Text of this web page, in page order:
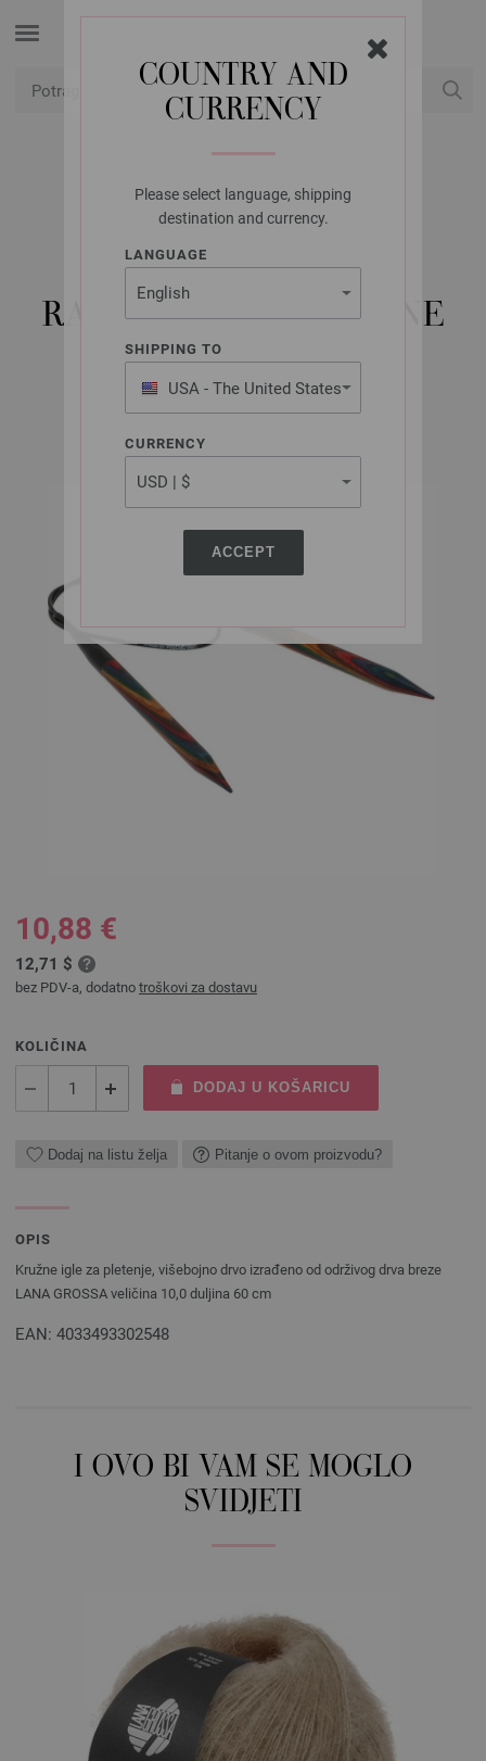
COUNTRY AND
CURRENCY
Please select language, shipping
destination and currency.
LANGUAGE
SHIPPING TO
USA - The United States
of America
CURRENCY
ACCEPT
LANA GROSSA
KRUŽNE IGLE ZA
PLETENJE, DRVO,
RAZNOBOJNO. VELIČINE
10,0/60 CM
10,88 €
12,71 $
bez PDV-a, dodatno troškovi za dostavu
KOLIČINA
DODAJ U KOŠARICU
Dodaj na listu želja Pitanje o ovom proizvodu?
OPIS
Kružne igle za pletenje, višebojno drvo izrađeno od održivog drva breze
LANA GROSSA veličina 10,0 duljina 60 cm
EAN: 4033493302548
I OVO BI VAM SE MOGLO
SVIDJETI